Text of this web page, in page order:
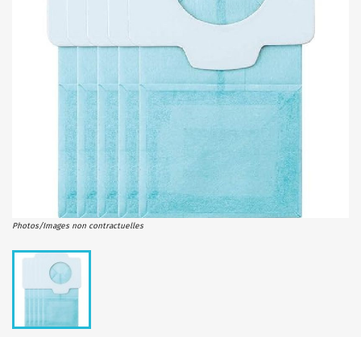
Photos/Images non contractuelles